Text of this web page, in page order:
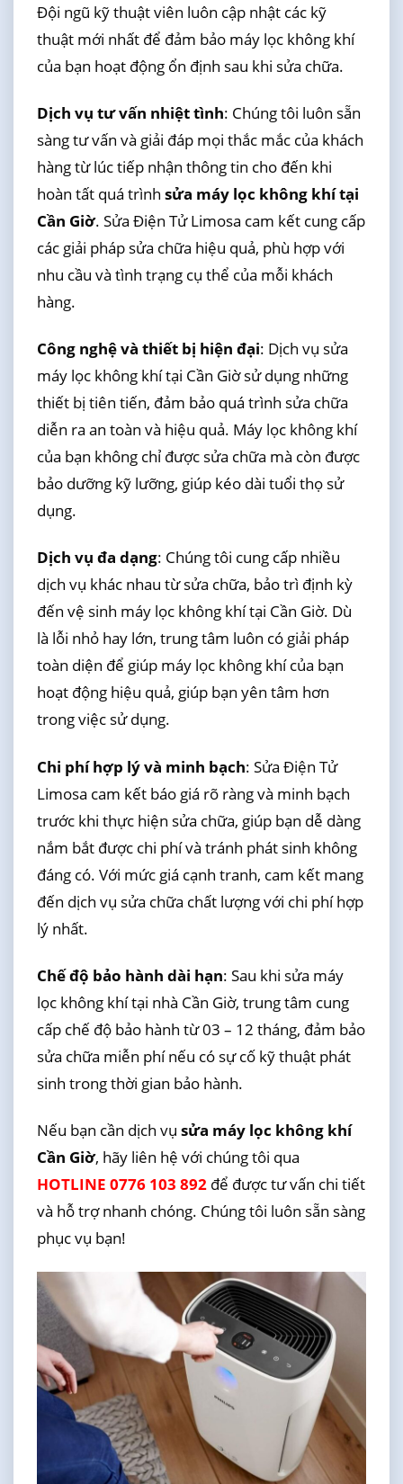
Đội ngũ kỹ thuật viên luôn cập nhật các kỹ
thuật mới nhất để đảm bảo máy lọc không khí
của bạn hoạt động ổn định sau khi sửa chữa.
Dịch vụ tư vấn nhiệt tình: Chúng tôi luôn sẵn
sàng tư vấn và giải đáp mọi thắc mắc của khách
hàng từ lúc tiếp nhận thông tin cho đến khi
hoàn tất quá trình sửa máy lọc không khí tại
Cần Giờ. Sửa Điện Tử Limosa cam kết cung cấp
các giải pháp sửa chữa hiệu quả, phù hợp với
nhu cầu và tình trạng cụ thể của mỗi khách
hàng.
Công nghệ và thiết bị hiện đại: Dịch vụ sửa
máy lọc không khí tại Cần Giờ sử dụng những
thiết bị tiên tiến, đảm bảo quá trình sửa chữa
diễn ra an toàn và hiệu quả. Máy lọc không khí
của bạn không chỉ được sửa chữa mà còn được
bảo dưỡng kỹ lưỡng, giúp kéo dài tuổi thọ sử
dụng.
Dịch vụ đa dạng: Chúng tôi cung cấp nhiều
dịch vụ khác nhau từ sửa chữa, bảo trì định kỳ
đến vệ sinh máy lọc không khí tại Cần Giờ. Dù
là lỗi nhỏ hay lớn, trung tâm luôn có giải pháp
toàn diện để giúp máy lọc không khí của bạn
hoạt động hiệu quả, giúp bạn yên tâm hơn
trong việc sử dụng.
Chi phí hợp lý và minh bạch: Sửa Điện Tử
Limosa cam kết báo giá rõ ràng và minh bạch
trước khi thực hiện sửa chữa, giúp bạn dễ dàng
nắm bắt được chi phí và tránh phát sinh không
đáng có. Với mức giá cạnh tranh, cam kết mang
đến dịch vụ sửa chữa chất lượng với chi phí hợp
lý nhất.
Chế độ bảo hành dài hạn: Sau khi sửa máy
lọc không khí tại nhà Cần Giờ, trung tâm cung
cấp chế độ bảo hành từ 03 – 12 tháng, đảm bảo
sửa chữa miễn phí nếu có sự cố kỹ thuật phát
sinh trong thời gian bảo hành.
Nếu bạn cần dịch vụ sửa máy lọc không khí
Cần Giờ, hãy liên hệ với chúng tôi qua
HOTLINE 0776 103 892để được tư vấn chi tiết
và hỗ trợ nhanh chóng. Chúng tôi luôn sẵn sàng
phục vụ bạn!